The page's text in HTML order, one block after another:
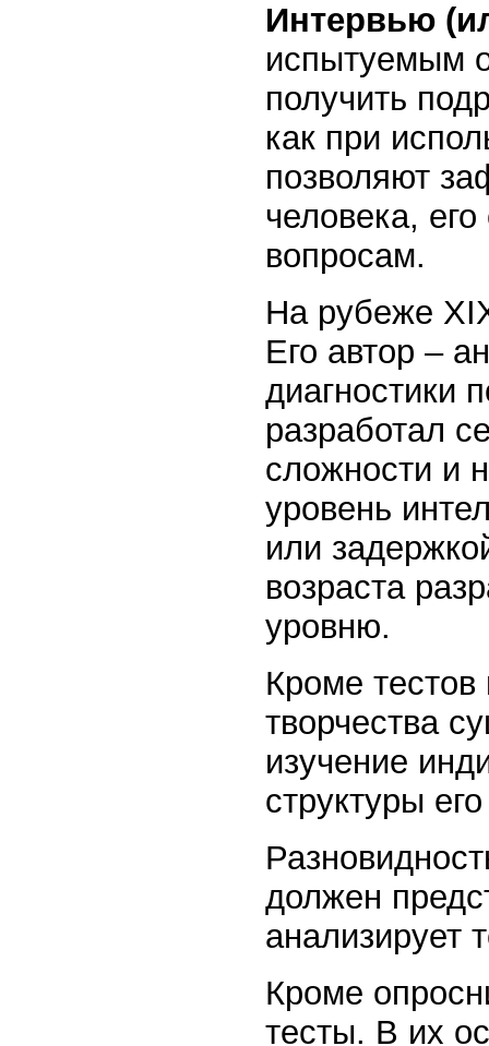
Интервью
испытуемым
получить
как при
позволяют
человека,
вопросам.
На рубеже
Его автор –
диагностики
разработал
сложности и
уровень
или
возраста
уровню.
Кроме тестов
творчества
изучение
структуры
должен
анализирует
Кроме
тесты. В их